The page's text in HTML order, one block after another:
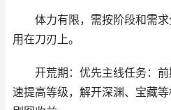
体力有限，需按阶段和需求
用在刀刃上。
开荒期：优先主线任务：前
速提高等级，解开深渊、宝藏